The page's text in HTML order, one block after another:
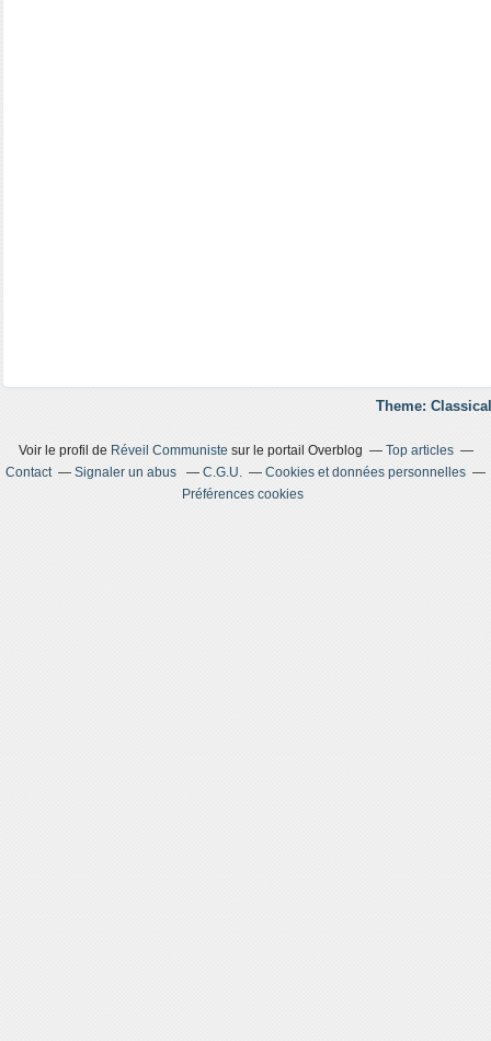
Theme:
Voir le profil de Réveil Communiste sur le portail Overblog
Top articles
Contact
Signaler un abus C.G.U.
Cookies et données personnelles
Préférences cookies